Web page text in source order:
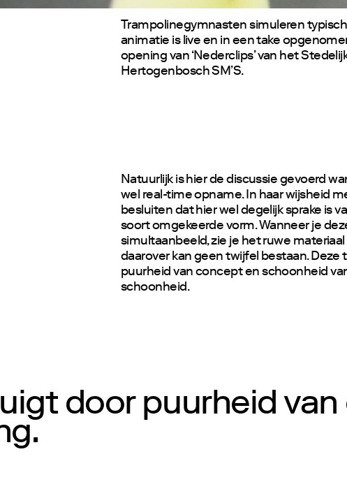
Trampolinegymnasten simuleren
animatie is live en in een take
opening van ‘Nederclips’ van het
Hertogenbosch SM’S.
Natuurlijk is hier de discussie gevoerd
wel real-time opname. In haar wijsheid
besluiten dat hier wel degelijk sprake is
soort omgekeerde vorm. Wanneer je
simultaanbeeld, zie je het ruwe
daarover kan geen twijfel bestaan.
puurheid van concept en schoonheid
schoonheid.
door puurheid